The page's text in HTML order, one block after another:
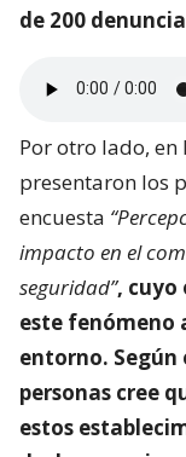
de 200
Por otro lado,
presentaron los
encuesta
impacto en el
seguridad”, cuyo
este fenómeno
entorno.
personas cree
estos